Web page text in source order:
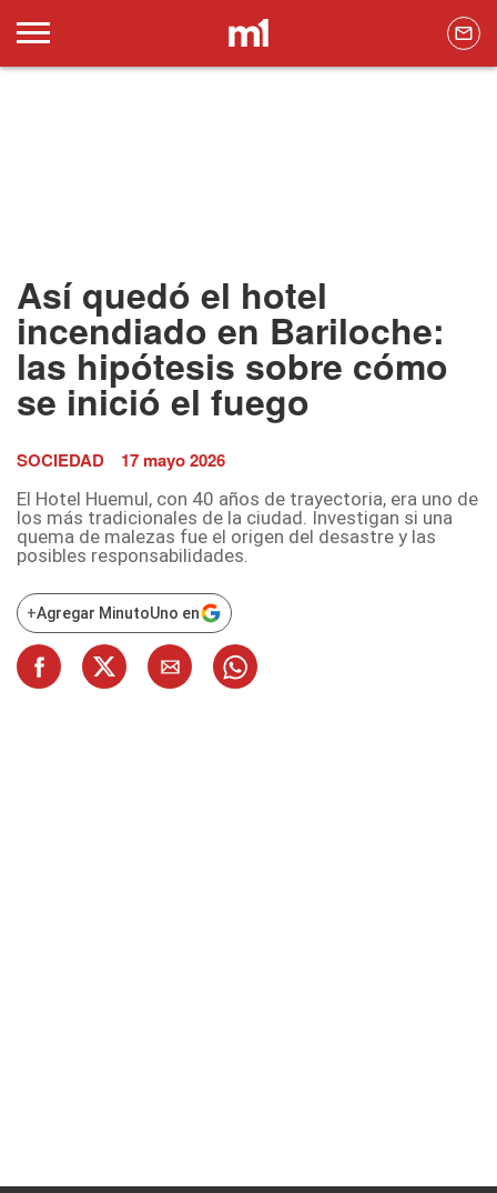
Así quedó el hotel
incendiado en Bariloche:
las hipótesis sobre cómo
se inició el fuego
SOCIEDAD 17 mayo 2026
El Hotel Huemul, con 40 años de trayectoria, era uno de
los más tradicionales de la ciudad. Investigan si una
quema de malezas fue el origen del desastre y las
posibles responsabilidades.
+Agregar MinutoUno en